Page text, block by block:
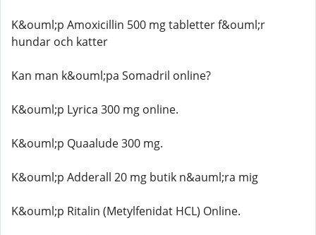
K&ouml;p Amoxicillin 500 mg tabletter f&ouml;r
hundar och katter
Kan man k&ouml;pa Somadril online?
K&ouml;p Lyrica 300 mg online.
K&ouml;p Quaalude 300 mg.
K&ouml;p Adderall 20 mg butik n&auml;ra mig
K&ouml;p Ritalin (Metylfenidat HCL) Online.